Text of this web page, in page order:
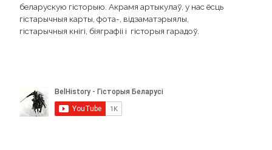
беларускую гісторыю. Акрамя артыкулаў, у нас ёсць
гістарычныя карты, фота-, відэаматэрыялы,
гістарычныя кнігі, біяграфіі і гісторыя гарадоў.